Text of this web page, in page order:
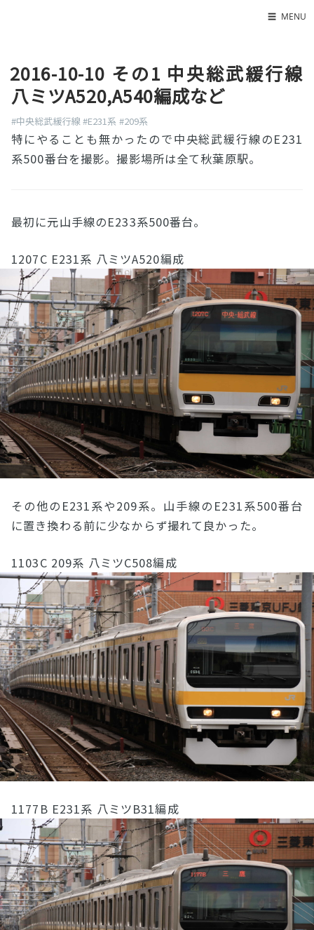
About
☰ MENU
2016-10-10 その1 中央総武緩行線
八ミツA520,A540編成など
#中央総武緩行線#E231系 #209系
特にやることも無かったので中央総武緩行線のE231
系500番台を撮影。撮影場所は全て秋葉原駅。
最初に元山手線のE233系500番台。
1207C E231系 八ミツA520編成
その他のE231系や209系。山手線のE231系500番台
に置き換わる前に少なからず撮れて良かった。
1103C 209系 八ミツC508編成
1177B E231系 八ミツB31編成